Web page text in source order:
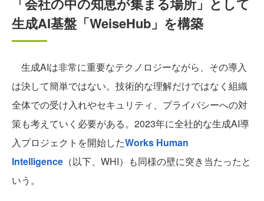
生成AI基盤「WeiseHub」を構築
生成AIは非常に重要なテクノロジーながら、その導入
は決して簡単ではない。技術的な理解だけではなく組織
全体での受け入れやセキュリティ、プライバシーへの対
策も考えていく必要がある。2023年に全社的な生成AI導
入プロジェクトを開始したWorks Human
Intelligence （以下、WHI）も同様の壁に突き当たったと
いう。